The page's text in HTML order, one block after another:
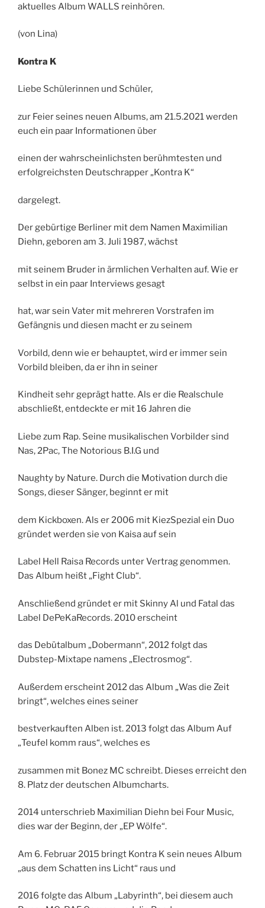
aktuelles Album WALLS reinhören.
(von Lina)
Kontra K
Liebe Schülerinnen und Schüler,
zur Feier seines neuen Albums, am 21.5.2021 werden
euch ein paar Informationen über
einen der wahrscheinlichsten berühmtesten und
erfolgreichsten Deutschrapper „Kontra K“
dargelegt.
Der gebürtige Berliner mit dem Namen Maximilian
Diehn, geboren am 3. Juli 1987, wächst
mit seinem Bruder in ärmlichen Verhalten auf. Wie er
selbst in ein paar Interviews gesagt
hat, war sein Vater mit mehreren Vorstrafen im
Gefängnis und diesen macht er zu seinem
Vorbild, denn wie er behauptet, wird er immer sein
Vorbild bleiben, da er ihn in seiner
Kindheit sehr geprägt hatte. Als er die Realschule
abschließt, entdeckte er mit 16 Jahren die
Liebe zum Rap. Seine musikalischen Vorbilder sind
Nas, 2Pac, The Notorious B.I.G und
Naughty by Nature. Durch die Motivation durch die
Songs, dieser Sänger, beginnt er mit
dem Kickboxen. Als er 2006 mit KiezSpezial ein Duo
gründet werden sie von Kaisa auf sein
Label Hell Raisa Records unter Vertrag genommen.
Das Album heißt „Fight Club“.
Anschließend gründet er mit Skinny Al und Fatal das
Label DePeKaRecords. 2010 erscheint
das Debütalbum „Dobermann“, 2012 folgt das
Dubstep-Mixtape namens „Electrosmog“.
Außerdem erscheint 2012 das Album „Was die Zeit
bringt“, welches eines seiner
bestverkauften Alben ist. 2013 folgt das Album Auf
„Teufel komm raus“, welches es
zusammen mit Bonez MC schreibt. Dieses erreicht den
8. Platz der deutschen Albumcharts.
2014 unterschrieb Maximilian Diehn bei Four Music,
dies war der Beginn, der „EP Wölfe“.
Am 6. Februar 2015 bringt Kontra K sein neues Album
„aus dem Schatten ins Licht“ raus und
2016 folgte das Album „Labyrinth“, bei diesem auch